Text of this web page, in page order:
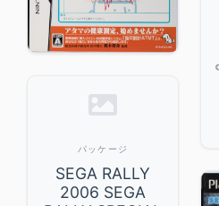
パッケージ
SEGA RALLY
2006 SEGA